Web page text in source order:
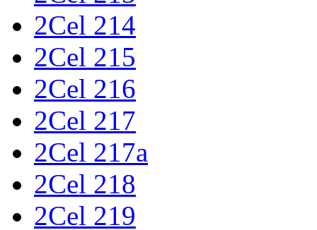
2Cel 214
2Cel 215
2Cel 216
2Cel 217
2Cel 217a
2Cel 218
2Cel 219